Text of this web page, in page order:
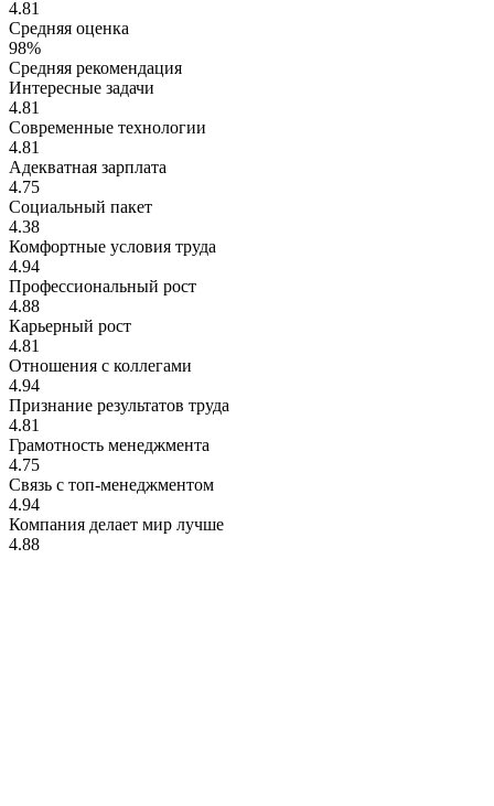
4.81
Средняя оценка
98%
Средняя рекомендация
Интересные задачи
4.81
Современные технологии
4.81
Адекватная зарплата
4.75
Социальный пакет
4.38
Комфортные условия труда
4.94
Профессиональный рост
4.88
Карьерный рост
4.81
Отношения с коллегами
4.94
Признание результатов труда
4.81
Грамотность менеджмента
4.75
Связь с топ-менеджментом
4.94
Компания делает мир лучше
4.88